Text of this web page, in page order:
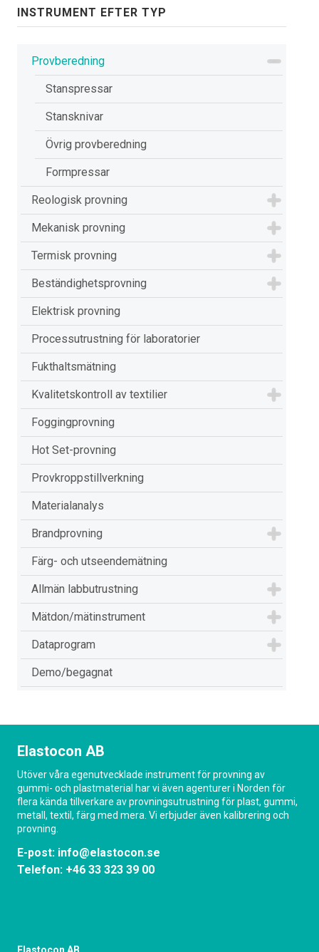
INSTRUMENT EFTER TYP
Provberedning
Stanspressar
Stansknivar
Övrig provberedning
Formpressar
Reologisk provning
Mekanisk provning
Termisk provning
Beständighetsprovning
Elektrisk provning
Processutrustning för laboratorier
Fukthaltsmätning
Kvalitetskontroll av textilier
Foggingprovning
Hot Set-provning
Provkroppstillverkning
Materialanalys
Brandprovning
Färg- och utseendemätning
Allmän labbutrustning
Mätdon/mätinstrument
Dataprogram
Demo/begagnat
Elastocon AB
Utöver våra egenutvecklade instrument för provning av
gummi- och plastmaterial har vi även agenturer i Norden för
flera kända tillverkare av provningsutrustning för plast, gummi,
metall, textil, färg med mera. Vi erbjuder även kalibrering och
provning.
E-post: info@elastocon.se
Telefon: +46 33 323 39 00